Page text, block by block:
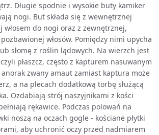
Długie spodnie i wysokie buty kamiker
nogi. But składa się z wewnętrznej
włosem do nogi oraz z zewnętrznej,
włosów. Pomiędzy nimi upycha
słomę z roślin lądowych. Na wierzch jest
płaszcz, często z kapturem nasuwanym
anorak zwany amaut zamiast kaptura może
a na plecach dodatkową torbę służącą
Ozdabiają strój naszyjnikami z kości
rękawice. Podczas polowań na
noszą na oczach gogle - kościane płytki
aby uchronić oczy przed nadmiarem